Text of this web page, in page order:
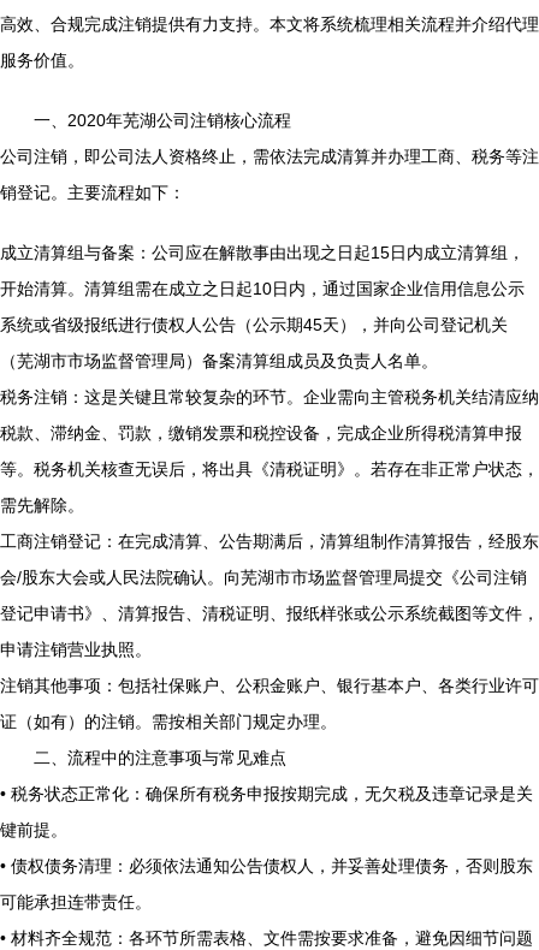
高效、合规完成注销提供有力支持。本文将系统梳理相关流程并介绍代理
服务价值。
一、2020年芜湖公司注销核心流程
公司注销，即公司法人资格终止，需依法完成清算并办理工商、税务等注
销登记。主要流程如下：
成立清算组与备案：公司应在解散事由出现之日起15日内成立清算组，
开始清算。清算组需在成立之日起10日内，通过国家企业信用信息公示
系统或省级报纸进行债权人公告（公示期45天），并向公司登记机关
（芜湖市市场监督管理局）备案清算组成员及负责人名单。
税务注销：这是关键且常较复杂的环节。企业需向主管税务机关结清应纳
税款、滞纳金、罚款，缴销发票和税控设备，完成企业所得税清算申报
等。税务机关核查无误后，将出具《清税证明》。若存在非正常户状态，
需先解除。
工商注销登记：在完成清算、公告期满后，清算组制作清算报告，经股东
会/股东大会或人民法院确认。向芜湖市市场监督管理局提交《公司注销
登记申请书》、清算报告、清税证明、报纸样张或公示系统截图等文件，
申请注销营业执照。
注销其他事项：包括社保账户、公积金账户、银行基本户、各类行业许可
证（如有）的注销。需按相关部门规定办理。
二、流程中的注意事项与常见难点
• 税务状态正常化：确保所有税务申报按期完成，无欠税及违章记录是关
键前提。
• 债权债务清理：必须依法通知公告债权人，并妥善处理债务，否则股东
可能承担连带责任。
• 材料齐全规范：各环节所需表格、文件需按要求准备，避免因细节问题